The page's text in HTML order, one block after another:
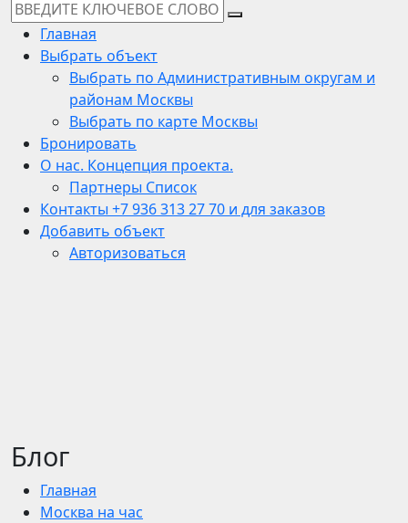
Главная
Выбрать объект
Выбрать по Административным округам и
районам Москвы
Выбрать по карте Москвы
Бронировать
О нас. Концепция проекта.
Партнеры Список
Контакты +7 936 313 27 70 и для заказов
Добавить объект
Авторизоваться
Блог
Главная
Москва на час